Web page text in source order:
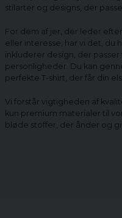
stilarter og designs, der
For dem af jer, der leder
eller interesse, har vi det, du
inkluderer design, der
personligheder. Du kan
perfekte T-shirt, der får din
Vi forstår vigtigheden af
kun premium materialer til
bløde stoffer, der ånder og